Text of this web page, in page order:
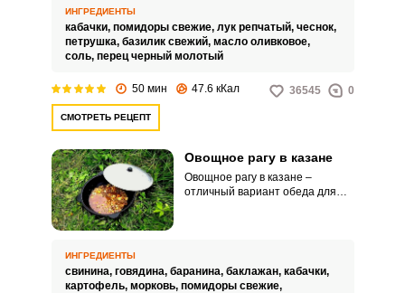
растительного масла. В данном
рецепте вам предлагается
приготовить овощное рагу из
кабачков, помидоров и лука.
ИНГРЕДИЕНТЫ
кабачки, помидоры свежие, лук репчатый, чеснок,
петрушка, базилик свежий, масло оливковое,
соль, перец черный молотый
50 мин 47.6 кКал 36545 0
СМОТРЕТЬ РЕЦЕПТ
Овощное рагу в казане
Овощное рагу в казане –
отличный вариант обеда для
крепкими, но при этом нежными.
ИНГРЕДИЕНТЫ
свинина, говядина, баранина, баклажан, кабачки,
картофель, морковь, помидоры свежие,